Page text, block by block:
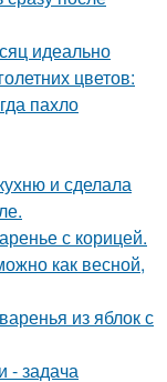
идеально
цветов:
пахло
и сделала
с корицей.
как весной,
из яблок с
- задача